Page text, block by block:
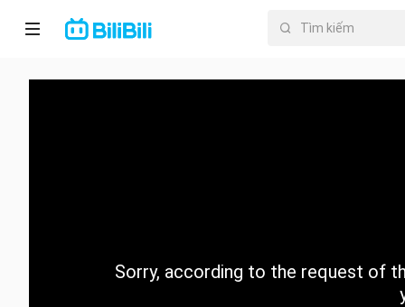
Trang chủ
Sorry, according to the request of